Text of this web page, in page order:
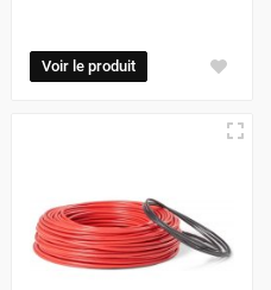
Voir le produit